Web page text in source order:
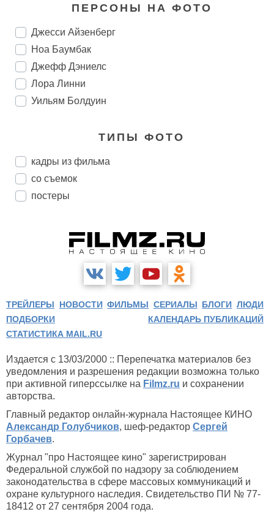
ПЕРСОНЫ НА ФОТО
Джесси Айзенберг
Ноа Баумбак
Джефф Дэниелс
Лора Линни
Уильям Болдуин
ТИПЫ ФОТО
кадры из фильма
со съемок
постеры
ТРЕЙЛЕРЫ НОВОСТИ ФИЛЬМЫ СЕРИАЛЫ БЛОГИ ЛЮДИ
ПОДБОРКИ
КАЛЕНДАРЬ ПУБЛИКАЦИЙ
СТАТИСТИКА MAIL.RU
Издается с 13/03/2000 :: Перепечатка материалов без
уведомления и разрешения редакции возможна только
при активной гиперссылке на Filmz.ru и сохранении
авторства.
Главный редактор онлайн-журнала Настоящее КИНО
Александр Голубчиков, шеф-редактор Сергей
Горбачев.
Журнал "про Настоящее кино" зарегистрирован
Федеральной службой по надзору за соблюдением
законодательства в сфере массовых коммуникаций и
охране культурного наследия. Свидетельство ПИ № 77-
18412 от 27 сентября 2004 года.